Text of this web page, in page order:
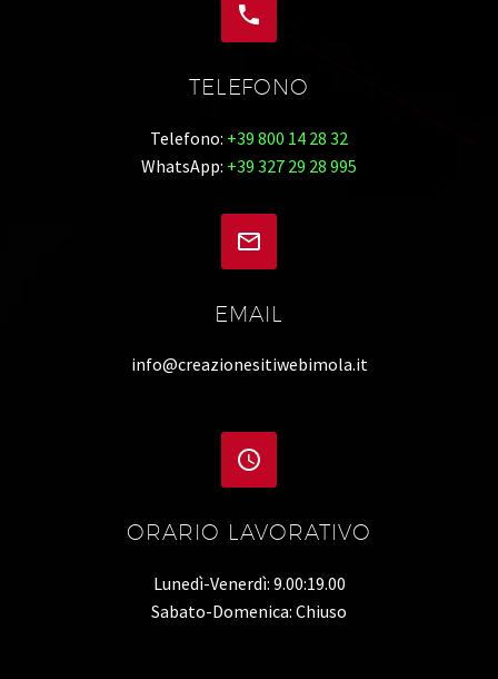


TELEFONO
Telefono: +39 800 14 28 32
WhatsApp: +39 327 29 28 995


EMAIL
info@creazionesitiwebimola.it


ORARIO LAVORATIVO
Lunedì-Venerdì: 9.00:19.00
Sabato-Domenica: Chiuso